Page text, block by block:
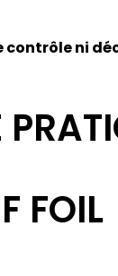
contrôle ni
FOIL